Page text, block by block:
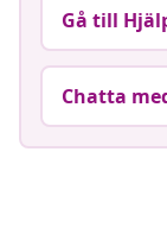
Gå till
Chatta